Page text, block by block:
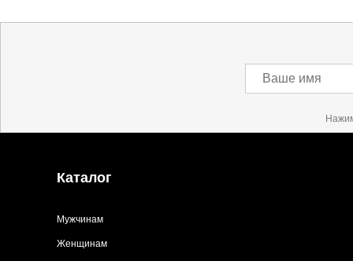
Ваше имя
Каталог
Мужчинам
Женщинам